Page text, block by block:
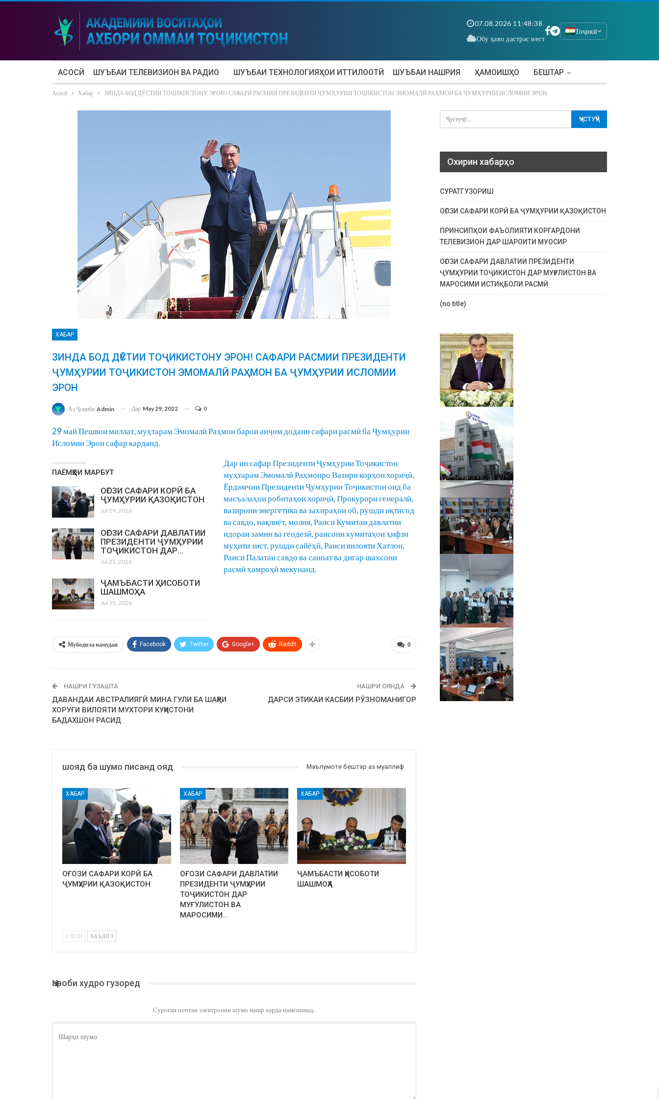
07.08.2026 11:48:39
Обу ҳаво дастрас нест
Тоҷикӣ
АСОСӢ ШУЪБАИ ТЕЛЕВИЗИОН ВА РАДИО ШУЪБАИ ТЕХНОЛОГИЯҲОИ ИТТИЛООТӢ ШУЪБАИ НАШРИЯ ҲАМОИШҲО БЕШТАР
Асосӣ Хабар ЗИНДА БОД ДӮСТИИ ТОҶИКИСТОНУ ЭРОН! САФАРИ РАСМИИ ПРЕЗИДЕНТИ ҶУМҲУРИИ ТОҶИКИСТОН ЭМОМАЛӢ РАҲМОН БА ҶУМҲУРИИ ИСЛОМИИ ЭРОН
ХАБАР
ЗИНДА БОД ДӮСТИИ ТОҶИКИСТОНУ ЭРОН! САФАРИ РАСМИИ ПРЕЗИДЕНТИ
ҶУМҲУРИИ ТОҶИКИСТОН ЭМОМАЛӢ РАҲМОН БА ҶУМҲУРИИ ИСЛОМИИ
ЭРОН
Аз Ҷониби Admin Дар May 29, 2022 0
29 май Пешвои миллат, муҳтарам Эмомалӣ Раҳмон барои анҷом додани сафари расмӣ ба Ҷумҳурии
Исломии Эрон сафар карданд.
ПАЁМҲОИ МАРБУТ
ОҒОЗИ САФАРИ КОРӢ БА
ҶУМҲУРИИ ҚАЗОҚИСТОН
Jul 29, 2026
ОҒОЗИ САФАРИ ДАВЛАТИИ
ПРЕЗИДЕНТИ ҶУМҲУРИИ
ТОҶИКИСТОН ДАР…
Jul 21, 2026
ҶАМЪБАСТИ ҲИСОБОТИ
ШАШМОҲА
Jul 15, 2026
Дар ин сафар Президенти Ҷумҳурии Тоҷикистон
муҳтарам Эмомалӣ Раҳмонро Вазири корҳои хориҷӣ,
Ёрдамчии Президенти Ҷумҳурии Тоҷикистон оид ба
масъалаҳои робитаҳои хориҷӣ, Прокурори генералӣ,
вазирони энергетика ва захираҳои об, рушди иқтисод
ва савдо, нақлиёт, молия, Раиси Кумитаи давлатии
идораи замин ва геодезӣ, раисони кумитаҳои ҳифзи
муҳити зист, рушди сайёҳӣ, Раиси вилояти Хатлон,
Раиси Палатаи савдо ва саноат ва дигар шахсони
расмӣ ҳамроҳӣ мекунанд.
0
Мубодила намудан Facebook Twitter Google+ ReddIt
НАШРИ ГУЗАШТА
ДАВАНДАИ АВСТРАЛИЯГӢ МИНА ГУЛИ БА ШАҲРИ
ХОРУҒИ ВИЛОЯТИ МУХТОРИ КУҲИСТОНИ
БАДАХШОН РАСИД
НАШРИ ОЯНДА
ДАРСИ ЭТИКАИ КАСБИИ РӮЗНОМАНИГОР
шояд ба шумо писанд ояд Маълумоти бештар аз муаллиф
ХАБАР
ОҒОЗИ САФАРИ КОРӢ БА
ҶУМҲУРИИ ҚАЗОҚИСТОН
ХАБАР
ОҒОЗИ САФАРИ ДАВЛАТИИ
ПРЕЗИДЕНТИ ҶУМҲУРИИ
ТОҶИКИСТОН ДАР
МУҒУЛИСТОН ВА
МАРОСИМИ…
ХАБАР
ҶАМЪБАСТИ ҲИСОБОТИ
ШАШМОҲА
ПЕШ БАЪДӢ
Ҷавоби худро гузоред
Суроғаи почтаи электронии шумо нашр карда намешавад.
Охирин хабарҳо
СУРАТГУЗОРИШ
ОҒОЗИ САФАРИ КОРӢ БА ҶУМҲУРИИ ҚАЗОҚИСТОН
ПРИНСИПҲОИ ФАЪОЛИЯТИ КОРГАРДОНИ
ТЕЛЕВИЗИОН ДАР ШАРОИТИ МУОСИР
ОҒОЗИ САФАРИ ДАВЛАТИИ ПРЕЗИДЕНТИ
ҶУМҲУРИИ ТОҶИКИСТОН ДАР МУҒУЛИСТОН ВА
МАРОСИМИ ИСТИҚБОЛИ РАСМӢ
(no title)